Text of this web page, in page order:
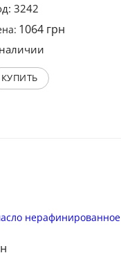
3242
1064 грн
КУПИТЬ
нерафинированное